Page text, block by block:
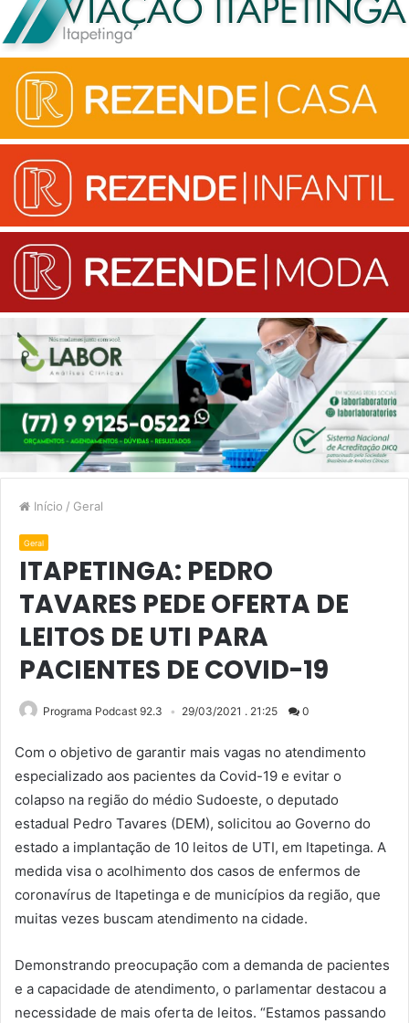
Início / Geral
Geral
ITAPETINGA: PEDRO
TAVARES PEDE OFERTA DE
LEITOS DE UTI PARA
PACIENTES DE COVID-19
Programa Podcast 92.3 29/03/2021 . 21:25 0
Com o objetivo de garantir mais vagas no atendimento
especializado aos pacientes da Covid-19 e evitar o
colapso na região do médio Sudoeste, o deputado
estadual Pedro Tavares (DEM), solicitou ao Governo do
estado a implantação de 10 leitos de UTI, em Itapetinga. A
medida visa o acolhimento dos casos de enfermos de
coronavírus de Itapetinga e de municípios da região, que
muitas vezes buscam atendimento na cidade.
Demonstrando preocupação com a demanda de pacientes
e a capacidade de atendimento, o parlamentar destacou a
necessidade de mais oferta de leitos. “Estamos passando